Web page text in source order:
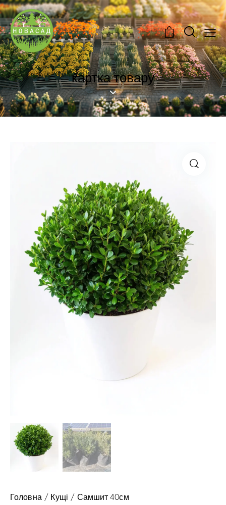
0
картка товару
Головна Кущі Самшит 40см